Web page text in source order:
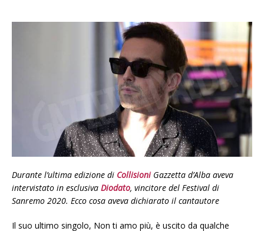
Durante l’ultima edizione di CollisioniGazzetta d’Alba aveva
intervistato in esclusiva Diodato, vincitore del Festival di
Sanremo 2020. Ecco cosa aveva dichiarato il cantautore
Il suo ultimo singolo, Non ti amo più, è uscito da qualche